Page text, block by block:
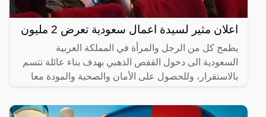
اعلان مثير لسيدة اعمال سعودية تعرض 2 مليون
يطمح كل من الرجل والمرأة في المملكة العربية
السعودية الى دخول القفص الذهبي بهدف بناء عائلة تتسم
بالاستقرار، وللحصول على الأمان والصحبة والمودة معا